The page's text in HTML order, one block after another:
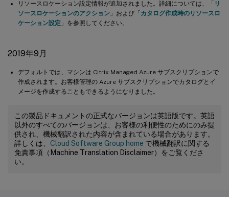
リソースロケーション設定情報が追加されました。詳細については、「 リ
ソースロケーションのアクション 」および「カタログ作成時のリソースロ
ケーション設定 」を参照してください。
2019年9月
デフォルトでは、マシンは Citrix Managed Azure サブスクリプションで
作成されます。お客様管理の Azure サブスクリプションでカタログとイ
メージを作成することもできるようになりました。
この製品ドキュメントの正式なバージョンは英語版です。英語
以外のすべてのバージョンは、お客様の利便性のためにのみ提
供され、機械翻訳された内容が含まれている場合があります。
詳しくは、 Cloud Software Group home で機械翻訳に関する
免責事項（Machine Translation Disclaimer）をご覧くださ
い。